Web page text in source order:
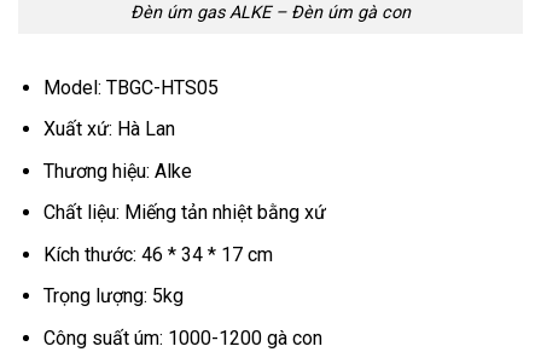
Đèn úm gas ALKE – Đèn úm gà con
Model: TBGC-HTS05
Xuất xứ: Hà Lan
Thương hiệu: Alke
Chất liệu: Miếng tản nhiệt bằng xứ
Kích thước: 46 * 34 * 17 cm
Trọng lượng: 5kg
Công suất úm: 1000-1200 gà con